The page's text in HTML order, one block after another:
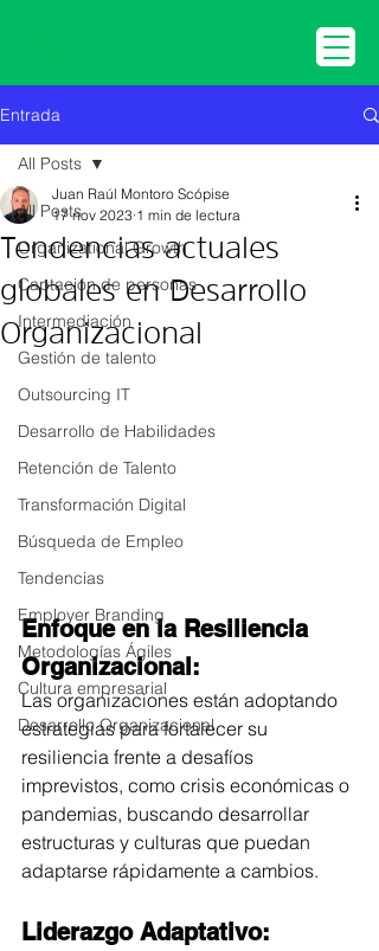
Entrada
All Posts
Organizational Growth
Captación de personas
Intermediación
Gestión de talento
Outsourcing IT
Desarrollo de Habilidades
Retención de Talento
Transformación Digital
Búsqueda de Empleo
Tendencias
Employer Branding
Metodologías Ágiles
Cultura empresarial
Desarrollo Organizacional
All Posts
Tendencias actuales
globales en Desarrollo
Organizacional
Juan Raúl Montoro Scópise
17 nov 2023 1 min de lectura
Enfoque en la Resiliencia
Organizacional:
Las organizaciones están adoptando
estrategias para fortalecer su
resiliencia frente a desafíos
imprevistos, como crisis económicas o
pandemias, buscando desarrollar
estructuras y culturas que puedan
adaptarse rápidamente a cambios.
Liderazgo Adaptativo: